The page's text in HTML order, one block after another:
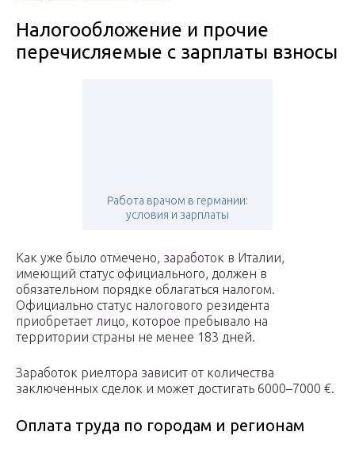
Налогообложение и прочие
перечисляемые с зарплаты взносы
Работа врачом в германии:
условия и зарплаты
Как уже было отмечено, заработок в Италии,
имеющий статус официального, должен в
обязательном порядке облагаться налогом.
Официально статус налогового резидента
приобретает лицо, которое пребывало на
территории страны не менее 183 дней.
Заработок риелтора зависит от количества
заключенных сделок и может достигать 6000–7000 €.
Оплата труда по городам и регионам